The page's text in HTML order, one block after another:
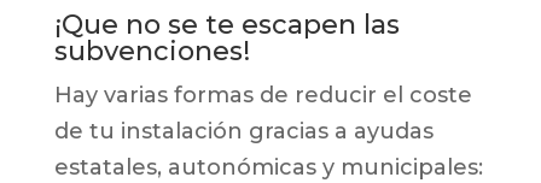
¡Que no se te escapen las
subvenciones!
Hay varias formas de reducir el coste
de tu instalación gracias a ayudas
estatales, autonómicas y municipales: